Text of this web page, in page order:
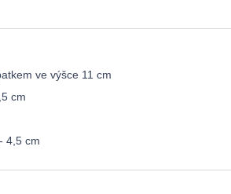
ve výšce 11 cm
cm
4,5 cm